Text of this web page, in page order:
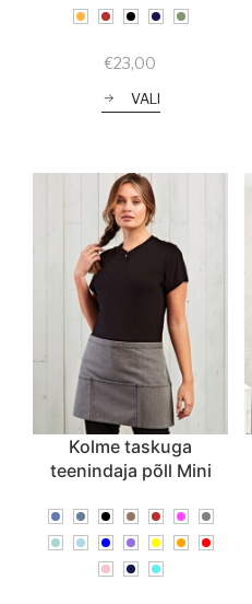
€23,00
VALI
Kolme taskuga
teenindaja põll Mini